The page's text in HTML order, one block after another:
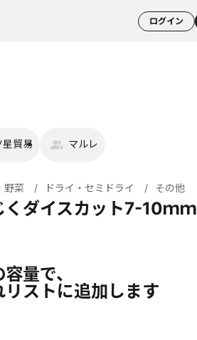
ログイン
星貿易 マルレ
野菜 ドライ・セミドライ その他
くダイスカット7-10ｍｍ
量で、
リストに追加します